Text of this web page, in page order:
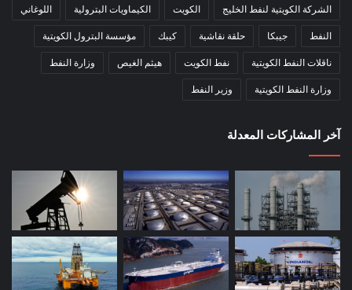
الشركة الكويتية لنفط الخليج الكويت الكيماويات البترولية اللوغاني
النفط جيبكا حلقة نقاشية كيبك مؤسسة البترول الكويتية
ناقلات النفط الكويتية نفط الكويت هيثم الغيص وزارة النفط
وزارة النفط الكويتية وزير النفط
آخر المشاركات المعدلة